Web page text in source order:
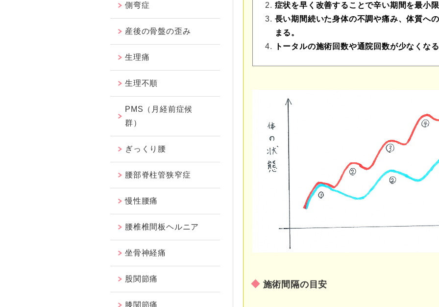
症状を早く改善することで辛い期間を最小
長い期間続いた身体の不調や痛み、体質へ
まる。
トータルの施術回数や通院回数が少なくな
施術間隔の目安
側弯症
産後の骨盤の歪み
生理痛
生理不順
PMS（月経前症候
群）
ぎっくり腰
腰部脊柱管狭窄症
慢性腰痛
腰椎椎間板ヘルニア
坐骨神経痛
股関節痛
膝関節痛